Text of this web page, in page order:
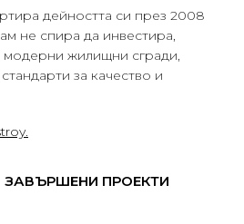
дейността си през 2008
не спира да инвестира,
модерни жилищни сгради,
за качество и
ЗАВЪРШЕНИ ПРОЕКТИ